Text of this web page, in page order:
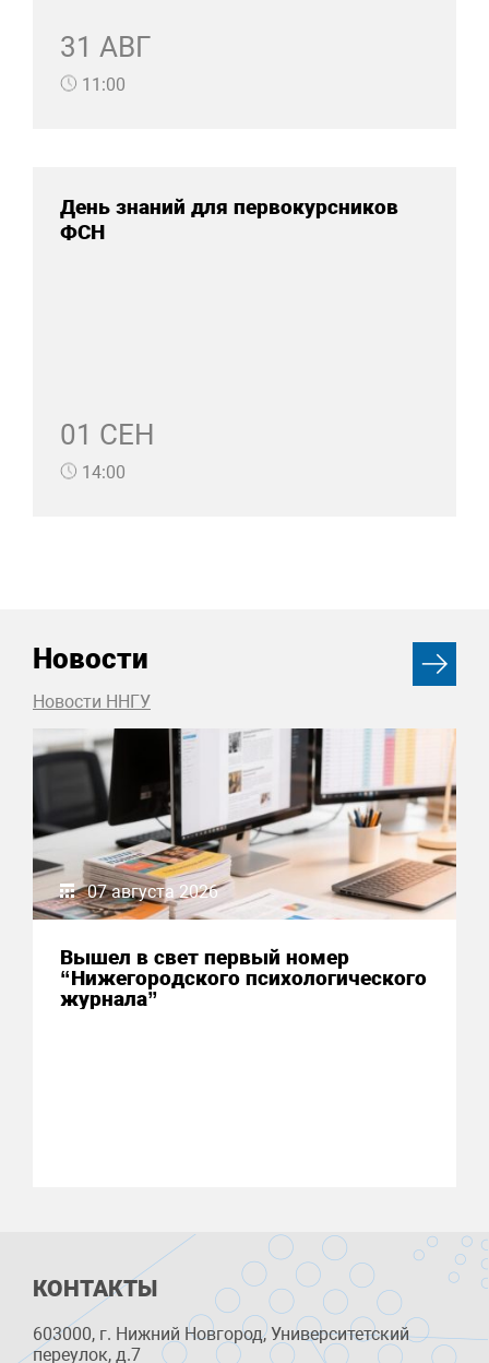
31 АВГ
11:00
День знаний для первокурсников
ФСН
01 СЕН
14:00
Новости
Новости ННГУ
07 августа 2026
Вышел в свет первый номер
“Нижегородского психологического
журнала”
КОНТАКТЫ
603000, г. Нижний Новгород, Университетский
переулок, д.7